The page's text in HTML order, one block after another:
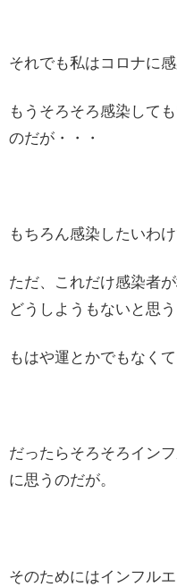
それでも私はコロナに
もうそろそろ感染して
のだが・・・
もちろん感染したいわけ
ただ、これだけ感染者
どうしようもないと思う
もはや運とかでもなく
だったらそろそろイン
に思うのだが。
そのためにはインフル